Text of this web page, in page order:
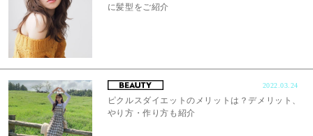
に髪型をご紹介
2022.03.24
ピクルスダイエットのメリットは？デメリット、
やり方・作り方も紹介